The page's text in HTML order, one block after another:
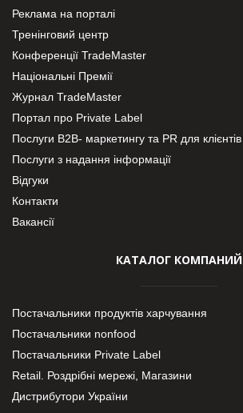
Реклама на порталі
Тренінговий центр
Конференції TradeMaster
Національні Премії
Журнал TradeMaster
Портал про Private Label
Послуги В2В- маркетингу та PR для клієнтів
Послуги з надання інформації
Відгуки
Контакти
Вакансії
КАТАЛОГ КОМПАНИЙ
Постачальники продуктів харчування
Постачальники nonfood
Постачальники Private Label
Retail. Роздрібні мережі, Магазини
Дистрибутори України